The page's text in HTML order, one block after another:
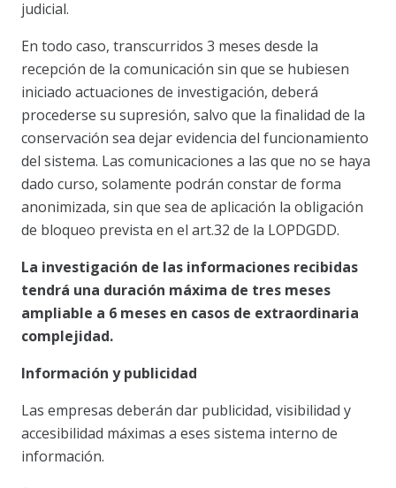
judicial.
En todo caso, transcurridos 3 meses desde la
recepción de la comunicación sin que se hubiesen
iniciado actuaciones de investigación, deberá
procederse su supresión, salvo que la finalidad de la
conservación sea dejar evidencia del funcionamiento
del sistema. Las comunicaciones a las que no se haya
dado curso, solamente podrán constar de forma
anonimizada, sin que sea de aplicación la obligación
de bloqueo prevista en el art.32 de la LOPDGDD.
La investigación de las informaciones recibidas
tendrá una duración máxima de tres meses
ampliable a 6 meses en casos de extraordinaria
complejidad.
Información y publicidad
Las empresas deberán dar publicidad, visibilidad y
accesibilidad máximas a eses sistema interno de
información.